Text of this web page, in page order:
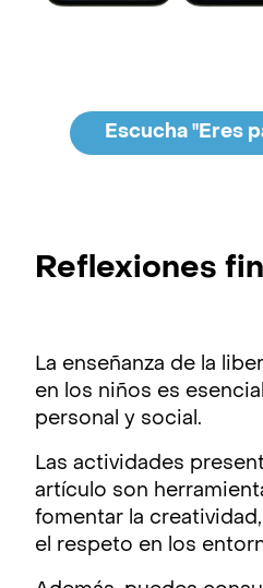
Escucha ''Eres
Reflexiones
La enseñanza de la
en los niños es
personal y social.
Las actividades
artículo son
fomentar la
el respeto en los